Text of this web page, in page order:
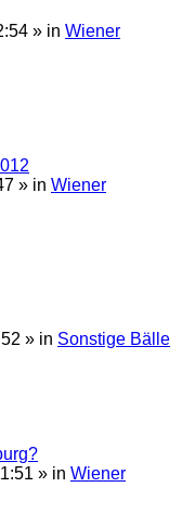
» in Wiener
» in Wiener
» in Sonstige Bälle
» in Wiener